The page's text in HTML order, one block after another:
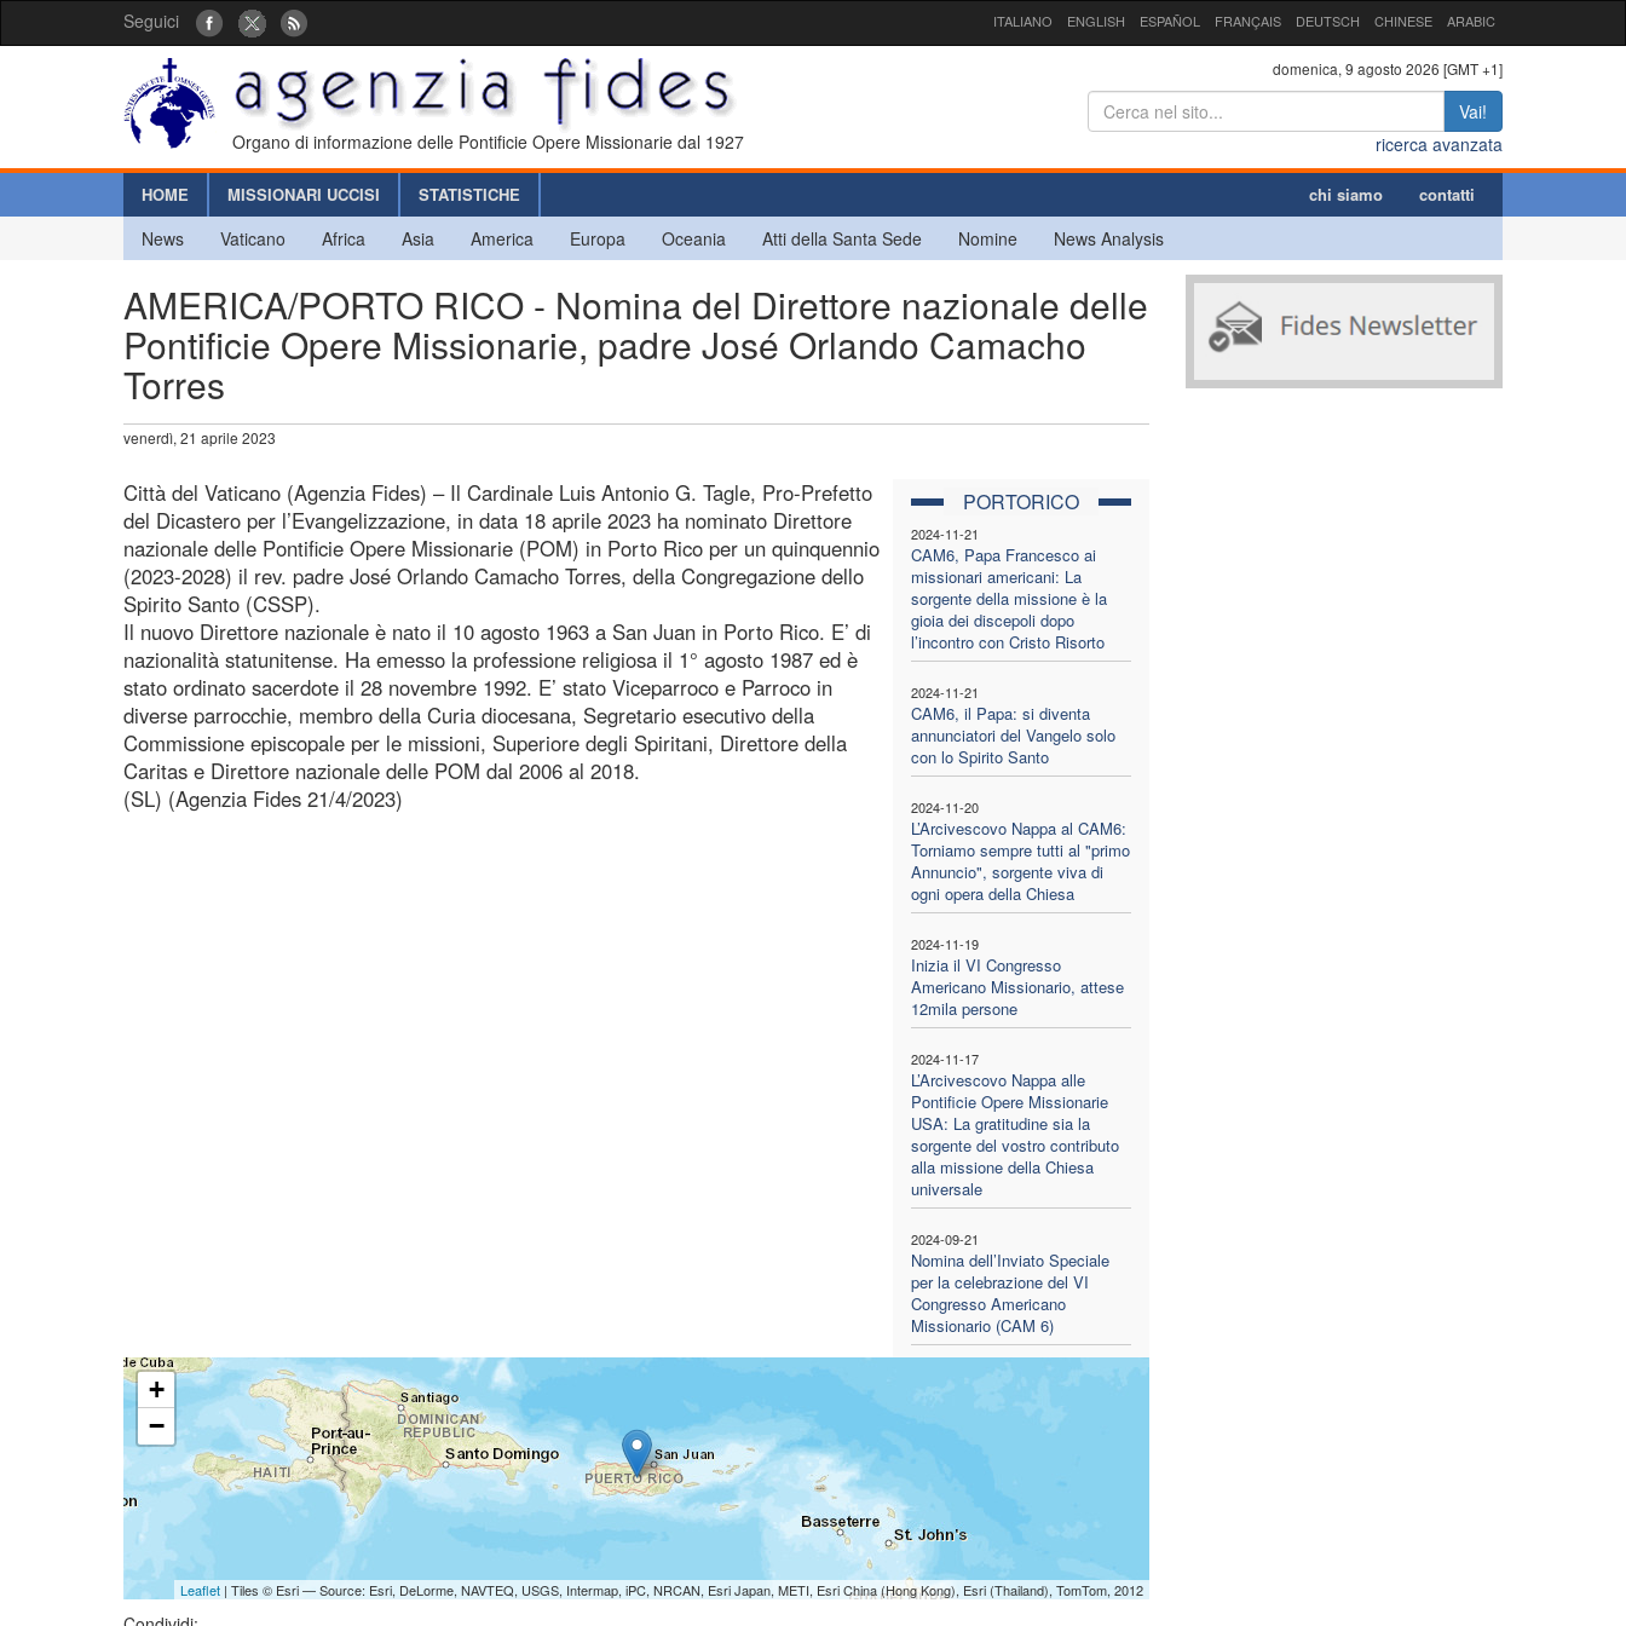
Seguici ITALIANO ENGLISH ESPAÑOL FRANÇAIS DEUTSCH CHINESE ARABIC
Organo di informazione delle Pontificie Opere Missionarie dal 1927
domenica, 9 agosto 2026 [GMT +1]
Vai!
ricerca avanzata
HOME MISSIONARI UCCISI STATISTICHE chi siamo contatti
News Vaticano Africa Asia America Europa Oceania Atti della Santa Sede Nomine News Analysis
AMERICA/PORTO RICO - Nomina del Direttore nazionale delle
Pontificie Opere Missionarie, padre José Orlando Camacho
Torres
venerdì, 21 aprile 2023
PORTORICO
2024-11-21
CAM6, Papa Francesco ai
missionari americani: La
sorgente della missione è la
gioia dei discepoli dopo
l’incontro con Cristo Risorto
2024-11-21
CAM6, il Papa: si diventa
annunciatori del Vangelo solo
con lo Spirito Santo
2024-11-20
L’Arcivescovo Nappa al CAM6:
Torniamo sempre tutti al "primo
Annuncio", sorgente viva di
ogni opera della Chiesa
2024-11-19
Inizia il VI Congresso
Americano Missionario, attese
12mila persone
2024-11-17
L’Arcivescovo Nappa alle
Pontificie Opere Missionarie
USA: La gratitudine sia la
sorgente del vostro contributo
alla missione della Chiesa
universale
2024-09-21
Nomina dell’Inviato Speciale
per la celebrazione del VI
Congresso Americano
Missionario (CAM 6)
Città del Vaticano (Agenzia Fides) – Il Cardinale Luis Antonio G. Tagle, Pro-Prefetto
del Dicastero per l’Evangelizzazione, in data 18 aprile 2023 ha nominato Direttore
nazionale delle Pontificie Opere Missionarie (POM) in Porto Rico per un quinquennio
(2023-2028) il rev. padre José Orlando Camacho Torres, della Congregazione dello
Spirito Santo (CSSP).
Il nuovo Direttore nazionale è nato il 10 agosto 1963 a San Juan in Porto Rico. E’ di
nazionalità statunitense. Ha emesso la professione religiosa il 1° agosto 1987 ed è
stato ordinato sacerdote il 28 novembre 1992. E’ stato Viceparroco e Parroco in
diverse parrocchie, membro della Curia diocesana, Segretario esecutivo della
Commissione episcopale per le missioni, Superiore degli Spiritani, Direttore della
Caritas e Direttore nazionale delle POM dal 2006 al 2018.
(SL) (Agenzia Fides 21/4/2023)
+
−
Leaflet| Tiles © Esri — Source: Esri, DeLorme, NAVTEQ, USGS, Intermap, iPC, NRCAN, Esri Japan, METI, Esri China (Hong Kong), Esri (Thailand), TomTom, 2012